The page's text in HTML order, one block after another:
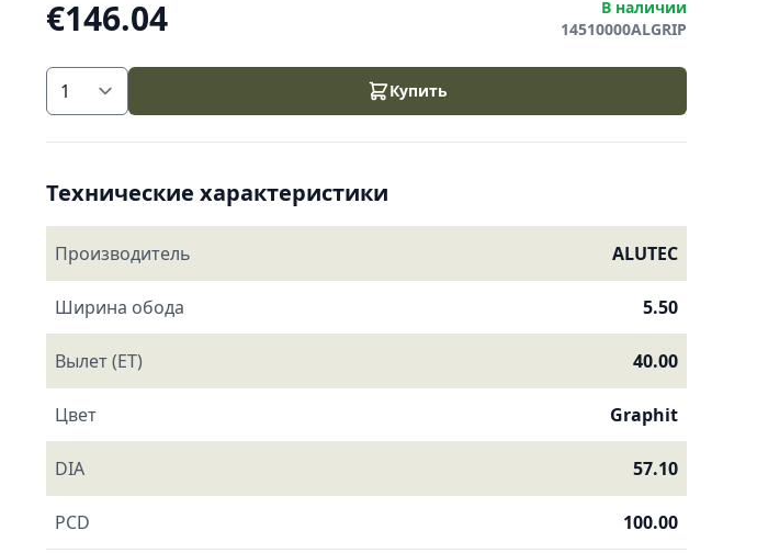
€146.04
В наличии
14510000ALGRIP
Купить
Технические характеристики
Производитель ALUTEC
Ширина обода 5.50
Вылет (ET) 40.00
Цвет Graphit
DIA 57.10
PCD 100.00